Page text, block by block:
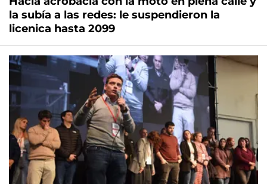
la subía a las redes: le suspendieron la
licenica hasta 2099